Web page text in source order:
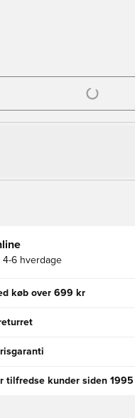
at logge ind eller
4-6 hverdage
køb over 699 kr
tilfredse kunder siden 1995